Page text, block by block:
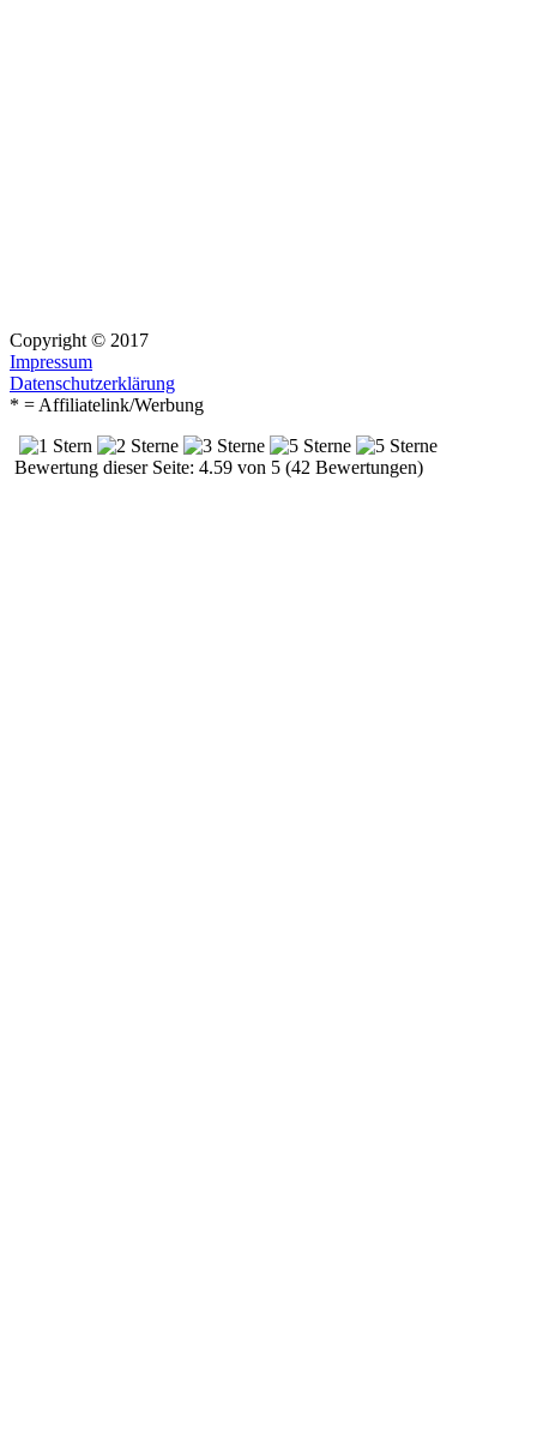
Copyright © 2017
Impressum
Datenschutzerklärung
* = Affiliatelink/Werbung
Bewertung dieser Seite: 4.59 von 5 (42 Bewertungen)